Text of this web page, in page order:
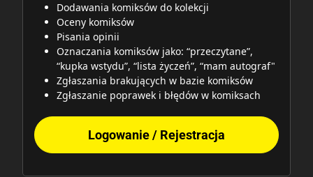
Dodawania komiksów do kolekcji
Oceny komiksów
Pisania opinii
Oznaczania komiksów jako: “przeczytane”,
“kupka wstydu”, “lista życzeń”, “mam autograf"
Zgłaszania brakujących w bazie komiksów
Zgłaszanie poprawek i błędów w komiksach
Logowanie / Rejestracja